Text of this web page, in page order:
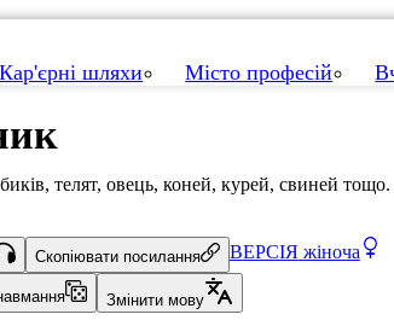
Кар'єрні шляхи Місто професій
телят, овець, коней, курей, свиней тощо.
Скопіювати посилання ВЕРСІЯ жіноча
Змінити мову